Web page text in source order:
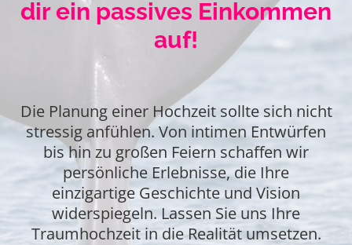
dir ein passives Einkommen
auf!
Die Planung einer Hochzeit sollte sich nicht
stressig anfühlen. Von intimen Entwürfen
bis hin zu großen Feiern schaffen wir
persönliche Erlebnisse, die Ihre
einzigartige Geschichte und Vision
widerspiegeln. Lassen Sie uns Ihre
Traumhochzeit in die Realität umsetzen.